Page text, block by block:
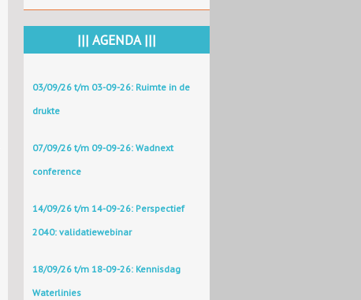
||| AGENDA |||
03/09/26 t/m 03-09-26: Ruimte in de
drukte
07/09/26 t/m 09-09-26: Wadnext
conference
14/09/26 t/m 14-09-26: Perspectief
2040: validatiewebinar
18/09/26 t/m 18-09-26: Kennisdag
Waterlinies